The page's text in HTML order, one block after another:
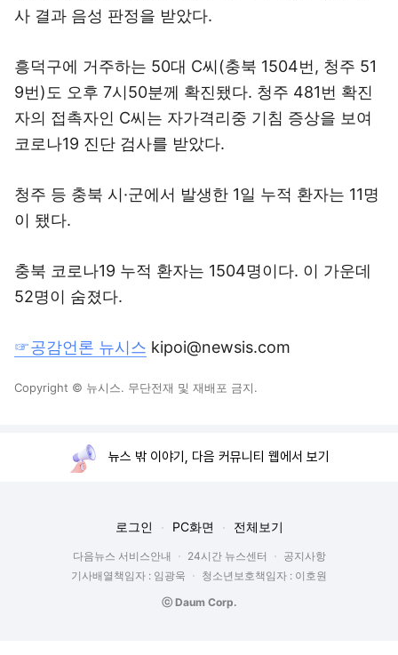
사 결과 음성 판정을 받았다.
흥덕구에 거주하는 50대 C씨(충북 1504번, 청주 51
9번)도 오후 7시50분께 확진됐다. 청주 481번 확진
자의 접촉자인 C씨는 자가격리중 기침 증상을 보여
코로나19 진단 검사를 받았다.
청주 등 충북 시·군에서 발생한 1일 누적 환자는 11명
이 됐다.
충북 코로나19 누적 환자는 1504명이다. 이 가운데
52명이 숨졌다.
☞공감언론 뉴시스 kipoi@newsis.com
Copyright © 뉴시스. 무단전재 및 재배포 금지.
뉴스 밖 이야기, 다음 커뮤니티 웹에서 보기
로그인 PC화면 전체보기
다음뉴스 서비스안내 24시간 뉴스센터
공지사항
기사배열책임자 : 임광욱
청소년보호책임자 : 이호원
ⓒ Daum Corp.